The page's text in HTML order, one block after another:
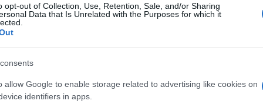
opt-out of Collection, Use, Retention, Sale, and/or Sharing
Data that Is Unrelated with the Purposes for which it
allow Google to enable storage related to advertising like cookies on
identifiers in apps.
al BC Place
hanno mostrato atteggiamenti cauti: